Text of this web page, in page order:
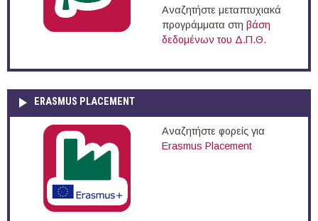
Αναζητήστε μεταπτυχιακά
προγράμματα στη βάση
δεδομένων του Δ.Π.Θ.
ERASMUS PLACEMENT
Αναζητήστε φορείς για
Erasmus Placement